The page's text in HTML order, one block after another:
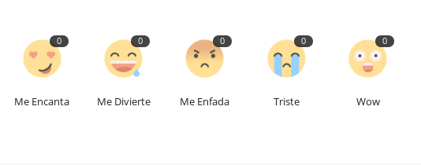
0
Me Encanta
0
Me Divierte
0
Me Enfada
0
Triste
0
Wow